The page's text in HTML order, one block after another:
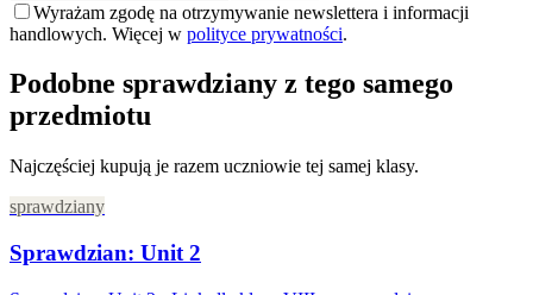
Wyrażam zgodę na otrzymywanie newslettera i informacji
handlowych. Więcej w polityce prywatności.
Podobne sprawdziany z tego samego
przedmiotu
Najczęściej kupują je razem uczniowie tej samej klasy.
sprawdziany
Sprawdzian: Unit 2